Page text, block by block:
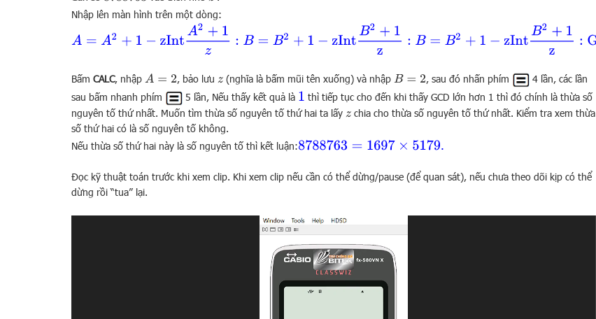
Nhập lên màn hình trên một dòng:
1− =B2 +1 − B 2+ 1z: GCD )
Bấm CALC, nhập A= 2 , bảo lưu z (nghĩa là bấm mũi tên xuống) và nhập B= 2 , sau đó nhấn phím
4 lần, các lần
sau bấm nhanh phím
5 lần, Nếu thấy kết quả là 1 thì tiếp tục cho đến khi thấy GCD lớn hơn 1 thì đó chính là thừa số
nguyên tố thứ nhất. Muốn tìm thừa số nguyên tố thứ hai ta lấy z chia cho thừa số nguyên tố thứ nhất. Kiểm tra xem thừa
số thứ hai có là số nguyên tố không.
Nếu thừa số thứ hai này là số nguyên tố thì kết luận:8788763= 1697×5179 .
Đọc kỹ thuật toán trước khi xem clip. Khi xem clip nếu cần có thể dừng/pause (để quan sát), nếu chưa theo dõi kịp có thể
dừng rồi “tua” lại.